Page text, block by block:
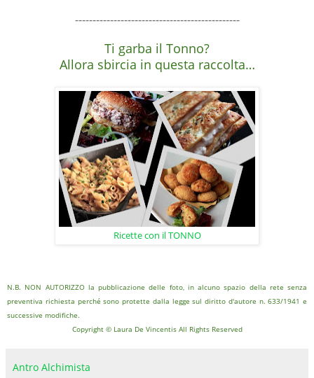
-----------------------------------------------
Ti garba il Tonno?
Allora sbircia in questa raccolta…
Ricette con il TONNO
N.B. NON AUTORIZZO la pubblicazione delle foto, in alcuno spazio della rete senza
preventiva richiesta perché sono protette dalla legge sul diritto d'autore n. 633/1941 e
successive modifiche.
Copyright © Laura De Vincentis All Rights Reserved
Antro Alchimista